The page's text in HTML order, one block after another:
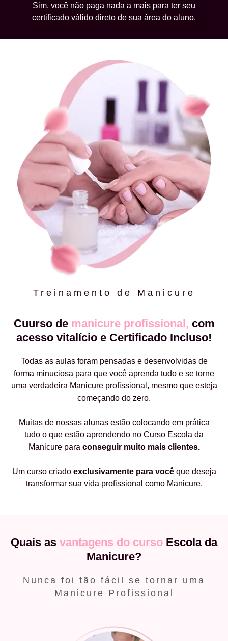
Sim, você não paga nada a mais para ter seu
certificado válido direto de sua área do aluno.
Treinamento de Manicure
Cuurso de manicure profissional, com
acesso vitalício e Certificado Incluso!
Todas as aulas foram pensadas e desenvolvidas de
forma minuciosa para que você aprenda tudo e se torne
uma verdadeira Manicure profissional, mesmo que esteja
começando do zero.
Muitas de nossas alunas estão colocando em prática
tudo o que estão aprendendo no Curso Escola da
Manicure para conseguir muito mais clientes.
Um curso criado exclusivamente para vocêque deseja
transformar sua vida profissional como Manicure.
Quais as vantagens do curso Escola da
Manicure?
Nunca foi tão fácil se tornar uma
Manicure Profissional